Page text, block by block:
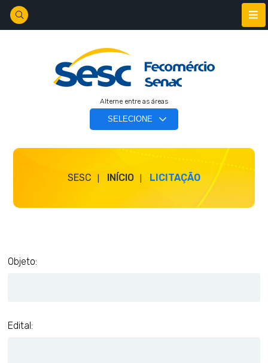
Alterne entre as áreas
SESC INÍCIO LICITAÇÃO
Objeto:
Edital: